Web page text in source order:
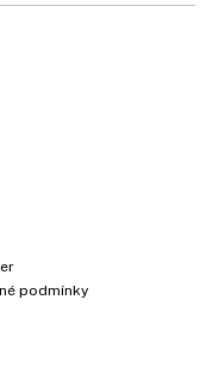
podmínky